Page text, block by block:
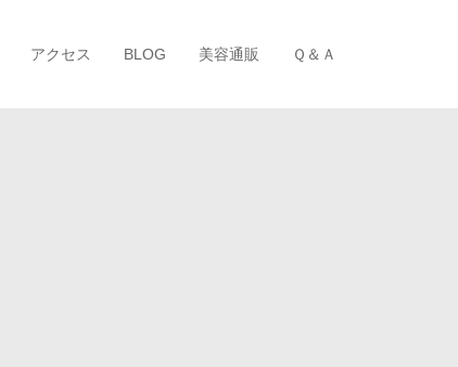
アクセス BLOG 美容通販 Ｑ＆Ａ